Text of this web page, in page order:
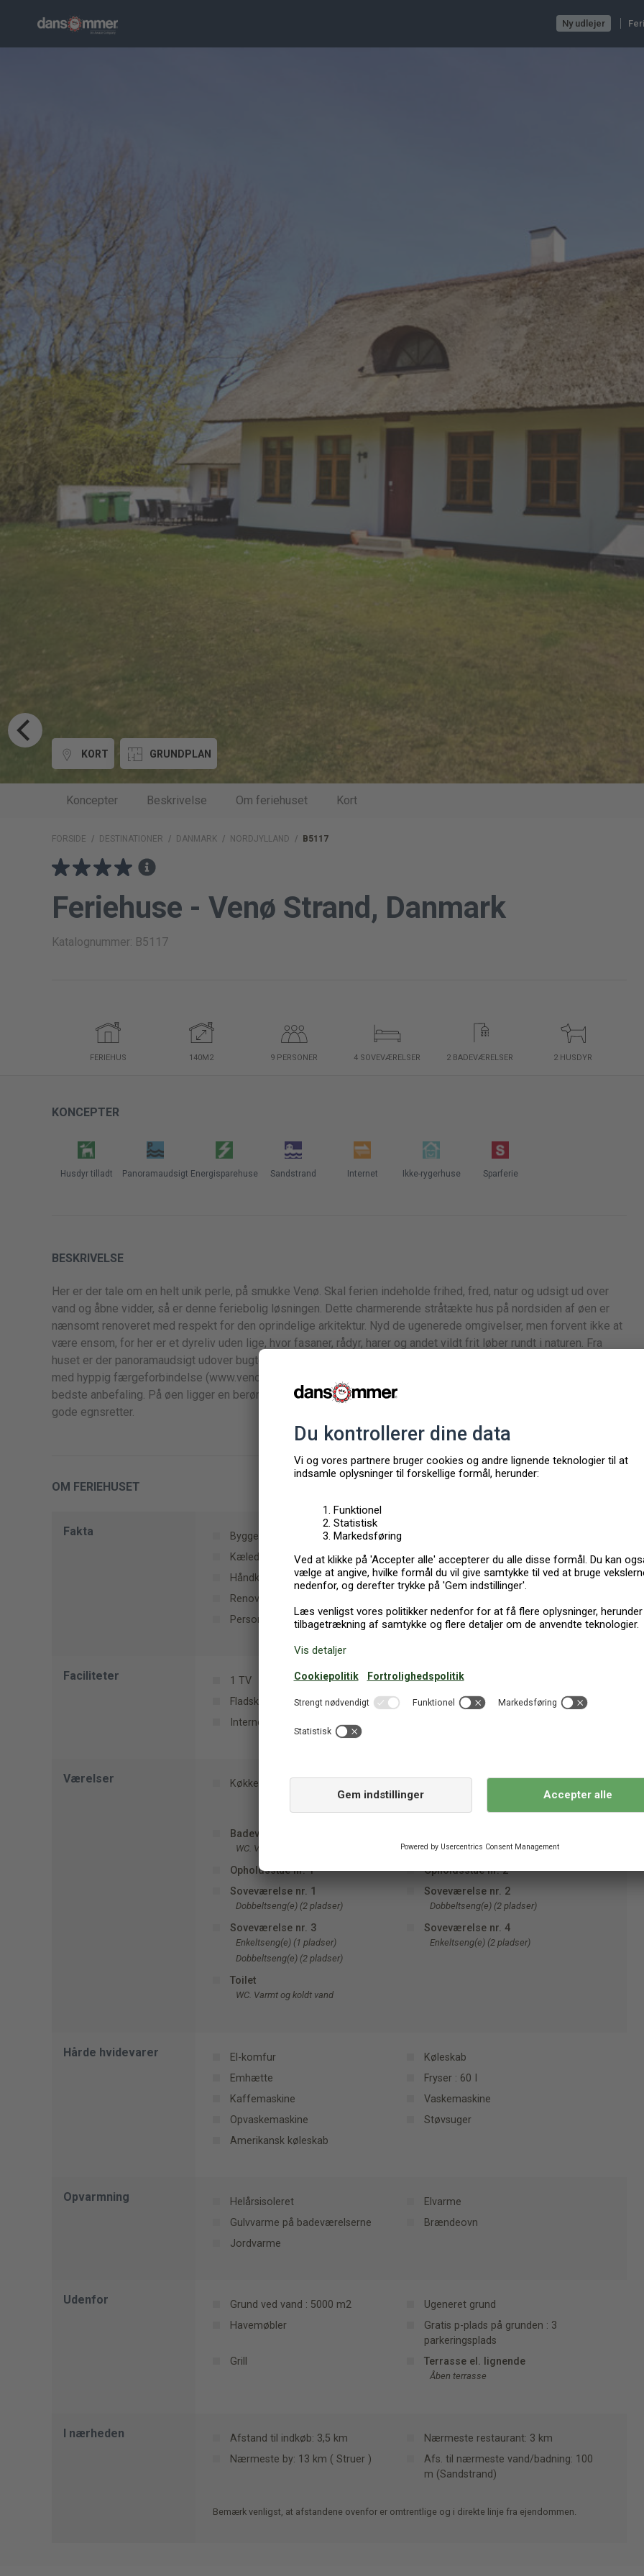
Ny udlejer
KORT GRUNDPLAN
Koncepter Beskrivelse Om feriehuset Kort
FORSIDE / DESTINATIONER / DANMARK / NORDJYLLAND / B5117
Feriehuse - Venø Strand, Danmark
Katalognummer: B5117
FERIEHUS 140M2 9 PERSONER 4 SOVEVÆRELSER 2 BADEVÆRELSER 2 HUSDYR
KONCEPTER
Husdyr tilladt Panoramaudsigt Energisparehuse Sandstrand Internet Ikke-rygerhuse Sparferie
BESKRIVELSE
Her er der tale om en helt unik perle, på smukke Venø. Skal ferien indeholde frihed, fred, natur og udsigt ud over
vand og åbne vidder, så er denne feriebolig løsningen. Dette charmerende stråtækte hus på nordsiden af øen er
nænsomt renoveret med respekt for den oprindelige arkitektur. Nyd de ugenerede omgivelser, men forvent ikke at
være ensom, for her er et dyreliv uden lige, hvor fasaner, rådyr, harer og andet vildt frit løber rundt i naturen. Fra
huset er der panoramaudsigt udover bugten, med udsigt til horisonten på klare dage. Venø er en lille hyggelig ø
med hyppig færgeforbindelse (www.venoefaergefart.dk), og et yndet feriemål også for de lokale, som er den
bedste anbefaling. På øen ligger en berømt kro, hvor I naturligvis kan smage Venøbøf, østers og muslinger samt
gode egnsretter.
OM FERIEHUSET
Fakta Byggemateriale: Sten
Kæledyr: 2
Sengelinned kan ikke lejes
Håndklæder kan ikke lejes
Bygget (år): 1927
Renoveret (år): 2016
Personer: 9
Faciliteter 1 TV
Parabol, tyske kanaler
Fladskærms-TV
DK-DR1/TV2
Internet (trådløst)
Værelser Køkkenet har v/k vand Badeværelse nr. 1
WC. Varmt og koldt vand , Bruser og
badekar
Badeværelse nr. 2
WC. Varmt og koldt vand , Bruser
Opholdsstue nr. 1
Opholdsstue nr. 2
Soveværelse nr. 1
Dobbeltseng(e) (2 pladser)
Soveværelse nr. 2
Dobbeltseng(e) (2 pladser)
Soveværelse nr. 3
Enkeltseng(e) (1 pladser)
Dobbeltseng(e) (2 pladser)
Soveværelse nr. 4
Enkeltseng(e) (2 pladser)
Toilet
WC. Varmt og koldt vand
Hårde hvidevarer El-komfur
Køleskab
Emhætte
Fryser : 60 I
Kaffemaskine
Vaskemaskine
Opvaskemaskine
Støvsuger
Amerikansk køleskab
Opvarmning Helårsisoleret
Elvarme
Gulvvarme på badeværelserne
Brændeovn
Jordvarme
Udenfor Grund ved vand : 5000 m2
Ugeneret grund
Havemøbler
Gratis p-plads på grunden : 3
parkeringsplads
Grill
Terrasse el. lignende
Åben terrasse
I nærheden Afstand til indkøb: 3,5 km
Nærmeste restaurant: 3 km
Nærmeste by: 13 km ( Struer )
Afs. til nærmeste vand/badning: 100
m (Sandstrand)
Bemærk venligst, at afstandene ovenfor er omtrentlige og i direkte linje fra ejendommen.